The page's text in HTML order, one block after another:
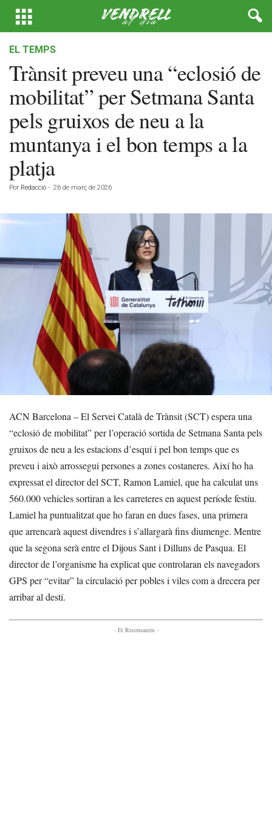
EL TEMPS
Trànsit preveu una “eclosió de
mobilitat” per Setmana Santa
pels gruixos de neu a la
muntanya i el bon temps a la
platja
Por Redacció - 26 de març de 2026
ACN Barcelona – El Servei Català de Trànsit (SCT) espera una
“eclosió de mobilitat” per l’operació sortida de Setmana Santa pels
gruixos de neu a les estacions d’esquí i pel bon temps que es
preveu i això arrossegui persones a zones costaneres. Així ho ha
expressat el director del SCT, Ramon Lamiel, que ha calculat uns
560.000 vehicles sortiran a les carreteres en aquest període festiu.
Lamiel ha puntualitzat que ho faran en dues fases, una primera
que arrencarà aquest divendres i s’allargarà fins diumenge. Mentre
que la segona serà entre el Dijous Sant i Dilluns de Pasqua. El
director de l’organisme ha explicat que controlaran els navegadors
GPS per “evitar” la circulació per pobles i viles com a drecera per
arribar al destí.
- Et Recomanem -